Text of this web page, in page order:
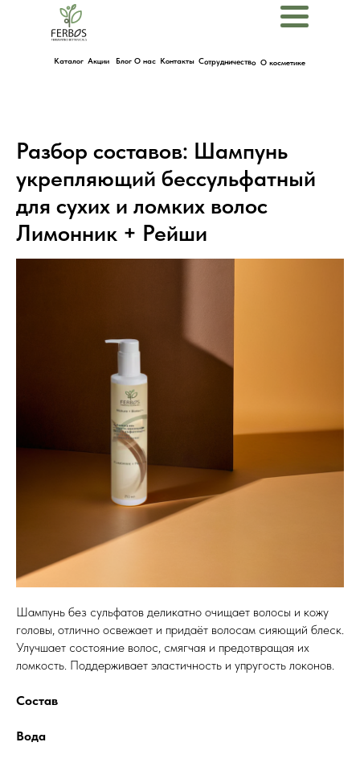
Каталог Акции Блог О нас Контакты Сотрудничество О косметике
Разбор составов: Шампунь
укрепляющий бессульфатный
для сухих и ломких волос
Лимонник + Рейши
Шампунь без сульфатов деликатно очищает волосы и кожу
головы, отлично освежает и придаёт волосам сияющий блеск.
Улучшает состояние волос, смягчая и предотвращая их
ломкость. Поддерживает эластичность и упругость локонов.
Состав
Вода